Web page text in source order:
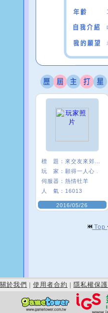
標 題：
玩 家：
願得一人心﹒
伺服器： 熱情牡羊
人 氣： 16013
2016/05/26
Top
關於我們 | 使用者合約 | 隱私權保護